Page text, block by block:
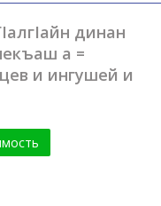
динан
а =
и ингушей и